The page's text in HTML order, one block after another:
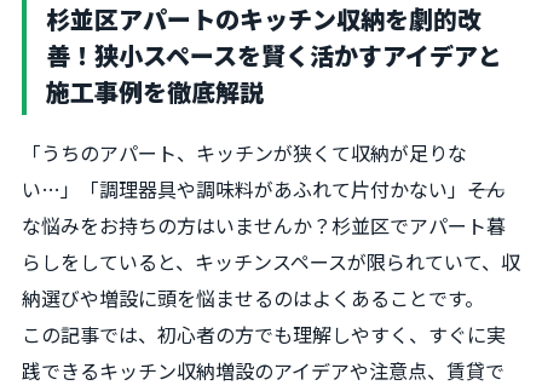
杉並区アパートのキッチン収納を劇的改
善！狭小スペースを賢く活かすアイデアと
施工事例を徹底解説
「うちのアパート、キッチンが狭くて収納が足りな
い…」「調理器具や調味料があふれて片付かない」――そん
な悩みをお持ちの方はいませんか？杉並区でアパート暮
らしをしていると、キッチンスペースが限られていて、収
納選びや増設に頭を悩ませるのはよくあることです。
この記事では、初心者の方でも理解しやすく、すぐに実
践できるキッチン収納増設のアイデアや注意点、賃貸で